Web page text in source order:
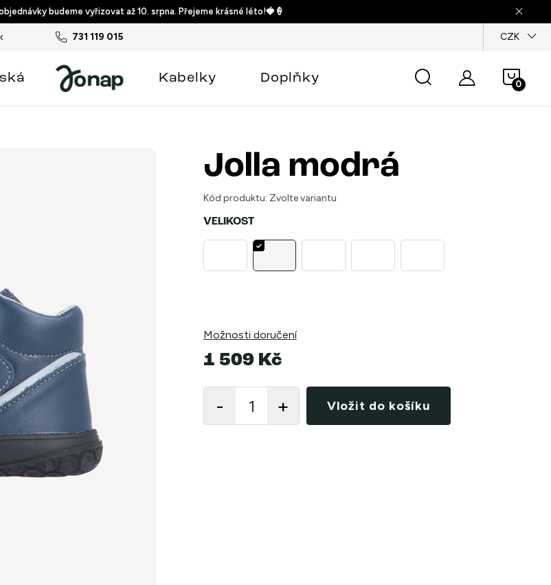
budeme vyřizovat až 10. srpna. Přejeme krásné léto!🍓🍦
731 119 015
podmínky Podmínky ochrany osobních údajů CZK
košík
Kabelky Doplňky
Jolla modrá
Kód produktu: Zvolte variantu
VELIKOST
Možnosti doručení
1 509 Kč
Vložit do košíku